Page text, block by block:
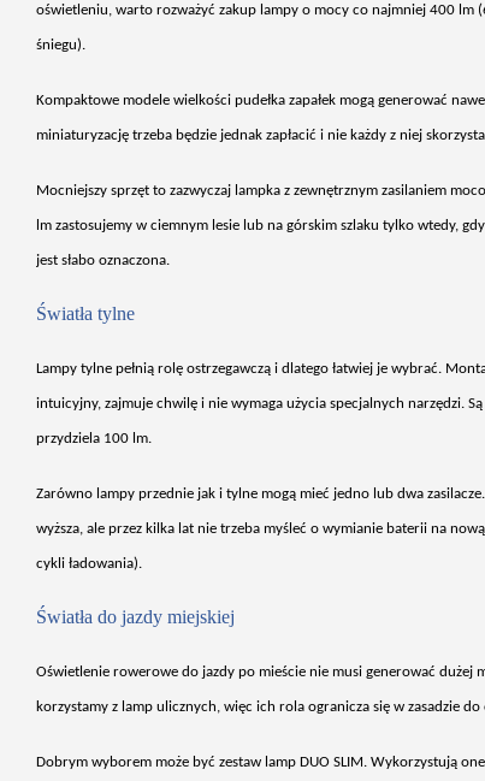
oświetleniu, warto rozważyć zakup lampy o mocy co najmniej 400 lm
śniegu).
Kompaktowe modele wielkości pudełka zapałek mogą generować
miniaturyzację trzeba będzie jednak zapłacić i nie każdy z niej
Mocniejszy sprzęt to zazwyczaj lampka z zewnętrznym zasilaniem
lm zastosujemy w ciemnym lesie lub na górskim szlaku tylko wtedy,
jest słabo oznaczona.
Światła tylne
Lampy tylne pełnią rolę ostrzegawczą i dlatego łatwiej je wybrać.
intuicyjny, zajmuje chwilę i nie wymaga użycia specjalnych narzędzi.
przydziela 100 lm.
Zarówno lampy przednie jak i tylne mogą mieć jedno lub dwa
wyższa, ale przez kilka lat nie trzeba myśleć o wymianie baterii na
cykli ładowania).
Światła do jazdy miejskiej
Oświetlenie rowerowe do jazdy po mieście nie musi generować dużej
korzystamy z lamp ulicznych, więc ich rola ogranicza się w zasadzie do
Dobrym wyborem może być zestaw lamp DUO SLIM. Wykorzystują